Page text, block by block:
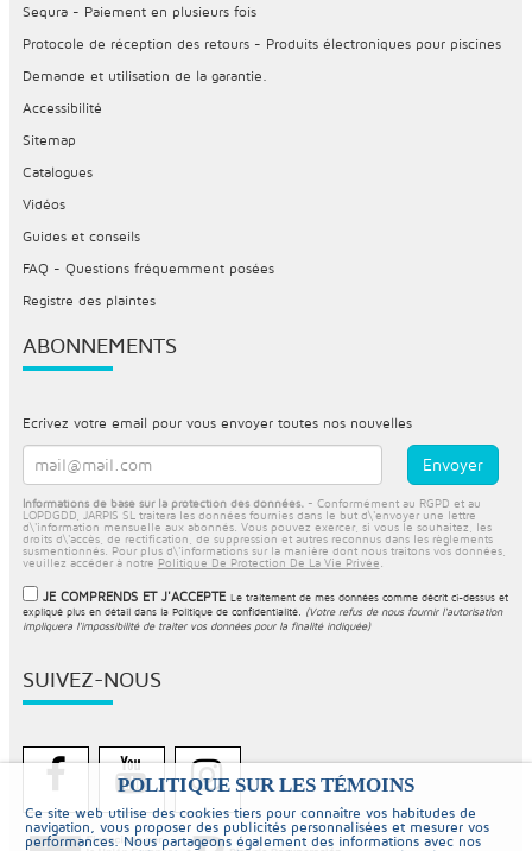
POLITIQUE SUR LES TÉMOINS
Ce site web utilise des cookies tiers pour connaître vos habitudes de
navigation, vous proposer des publicités personnalisées et mesurer vos
performances. Nous partageons également des informations avec nos
Sequra - Paiement en plusieurs fois
Protocole de réception des retours - Produits électroniques pour piscines
Demande et utilisation de la garantie.
Accessibilité
Sitemap
Catalogues
Vidéos
Guides et conseils
FAQ - Questions fréquemment posées
Registre des plaintes
ABONNEMENTS
Ecrivez votre email pour vous envoyer toutes nos nouvelles
Informations de base sur la protection des données. - Conformément au RGPD et au
LOPDGDD, JARPIS SL traitera les données fournies dans le but d\'envoyer une lettre
d\'information mensuelle aux abonnés. Vous pouvez exercer, si vous le souhaitez, les
droits d\'accès, de rectification, de suppression et autres reconnus dans les règlements
susmentionnés. Pour plus d\'informations sur la manière dont nous traitons vos données,
veuillez accéder à notre Politique De Protection De La Vie Privée
JE COMPRENDS ET J'ACCEPTE Le traitement de mes données comme décrit ci-dessus et
expliqué plus en détail dans la Politique de confidentialité.
(Votre refus de nous fournir l'autorisation
impliquera l'impossibilité de traiter vos données pour la finalité indiquée)
SUIVEZ-NOUS